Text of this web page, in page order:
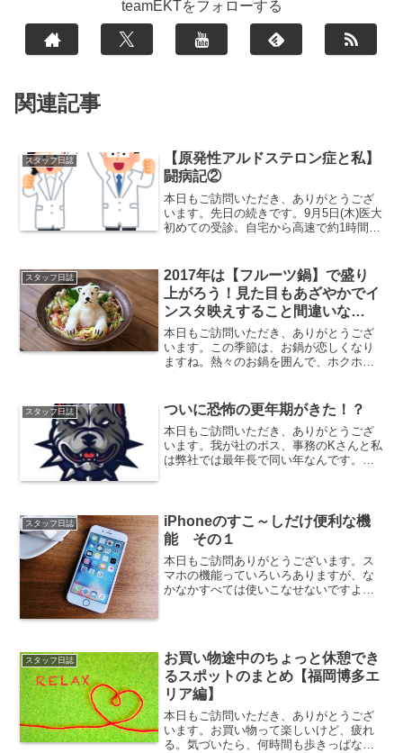
teamEKTをフォローする
関連記事
スタッフ日誌
【原発性アルドステロン症と私】
闘病記②
本日もご訪問いただき、ありがとうござ
います。先日の続きです。9月5日(木)医大
初めての受診。自宅から高速で約1時間半
ますので早めに行ったほうがよいです
よ！と言われていた...
スタッフ日誌
2017年は【フルーツ鍋】で盛り
上がろう！見た目もあざやかでイ
ンスタ映えすること間違いな
し！！
本日もご訪問いただき、ありがとうござ
います。この季節は、お鍋が恋しくなり
ますね。熱々のお鍋を囲んで、ホクホク
かもありますね。福岡はダントツで「モ
ツ鍋」ですかね〜。今年は...
スタッフ日誌 ついに恐怖の更年期がきた！？
本日もご訪問いただき、ありがとうござ
います。我が社のボス、事務のKさんと私
は弊社では最年長で同い年なんです。そ
っていたけど、今年は4...
スタッフ日誌
iPhoneのすこ～しだけ便利な機
能 その１
本日もご訪問ありがとうございます。ス
マホの機能っていろいろありますが、な
かなかすべては使いこなせないですよ
だまだ全然機能を熟...
スタッフ日誌
お買い物途中のちょっと休憩でき
るスポットのまとめ【福岡博多エ
リア編】
本日もご訪問いただき、ありがとうござ
います。お買い物って楽しいけど、疲れ
る。気づいたら、何時間も歩きっぱな